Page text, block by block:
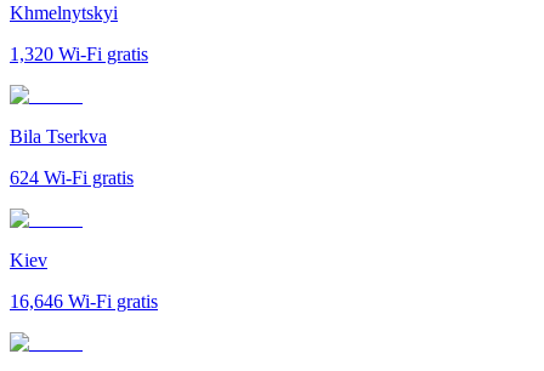
Khmelnytskyi
1,320 Wi-Fi gratis
Bila Tserkva
624 Wi-Fi gratis
Kiev
16,646 Wi-Fi gratis